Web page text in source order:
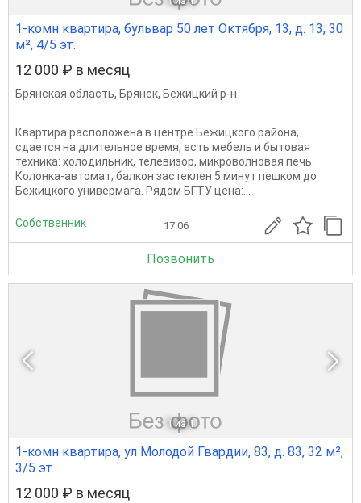
1-комн квартира, бульвар 50 лет Октября, 13, д. 13, 30
м², 4/5 эт.
12 000 ₽ в месяц
Брянская область, Брянск, Бежицкий р-н
Квартира расположена в центре Бежицкого района,
сдается на длительное время, есть мебель и бытовая
техника: холодильник, телевизор, микроволновая печь.
Колонка-автомат, балкон застеклен 5 минут пешком до
Бежицкого универмага. Рядом БГТУ цена:...
Собственник 17.06
Позвонить
1 из 1
1-комн квартира, ул Молодой Гвардии, 83, д. 83, 32 м²,
3/5 эт.
12 000 ₽ в месяц